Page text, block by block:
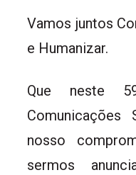
Vamos juntos
e Humanizar.
Que neste
Comunicações
nosso
sermos